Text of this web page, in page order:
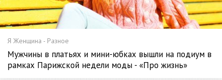
Я Женщина - Разное
Мужчины в платьях и мини-юбках вышли на подиум в
рамках Парижской недели моды - «Про жизнь»